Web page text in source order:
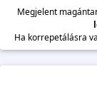
Megjelent
Ha korrepetálásra